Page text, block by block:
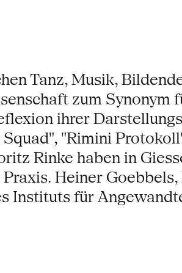
Tanz, Musik,
zum Synonym
ihrer
"Rimini
Rinke haben in
Heiner
Instituts für